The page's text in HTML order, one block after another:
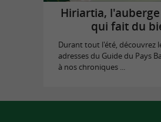
Hiriartia,
qui fait du
Durant tout l'été, découvrez
adresses du Guide du Pays
à nos chroniques ...